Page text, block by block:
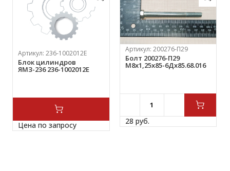
Артикул:236-1002012Е
Блок цилиндров
ЯМЗ-236 236-1002012Е
Цена по запросу
Артикул: 200276-П29
Болт 200276-П29
М8х1,25х85-6Дх85.68.016
28 руб.